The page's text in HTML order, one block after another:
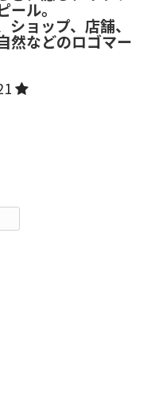
ル。
ョップ、店舗、
然などのロゴマー